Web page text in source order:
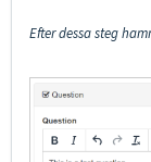
Efter dessa steg